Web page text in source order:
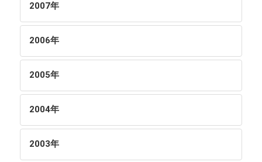
2007年
2006年
2005年
2004年
2003年